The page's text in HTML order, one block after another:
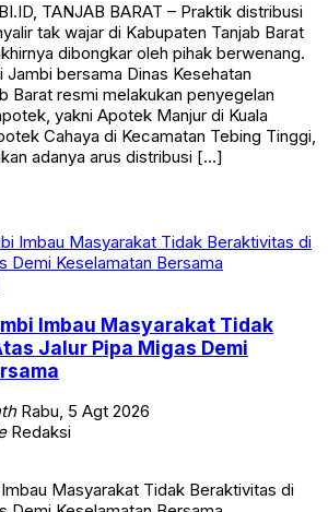
tak wajar di Kabupaten Tanjab Barat
dibongkar oleh pihak berwenang.
Jambi bersama Dinas Kesehatan
Barat resmi melakukan penyegelan
yakni Apotek Manjur di Kuala
Cahaya di Kecamatan Tebing Tinggi,
adanya arus distribusi […]
Jalur Pipa Migas Demi
Redaksi
Demi Keselamatan Bersama